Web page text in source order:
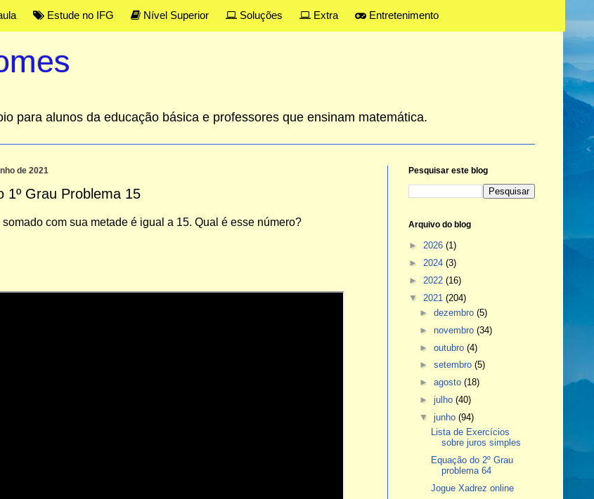
Estude no IFG Nível Superior Soluções Extra Entretenimento
para alunos da educação básica e professores que ensinam matemática.
de 2021
1º Grau Problema 15
com sua metade é igual a 15. Qual é esse número?
Pesquisar este blog
Arquivo do blog
► 2026 (1)
► 2024 (3)
► 2022 (16)
▼ 2021 (204)
►dezembro(5)
►novembro(34)
►outubro(4)
►setembro(5)
►agosto(18)
►julho(40)
▼junho(94)
Lista de Exercícios
sobre juros simples
Equação do 2º Grau
problema 64
Jogue Xadrez online